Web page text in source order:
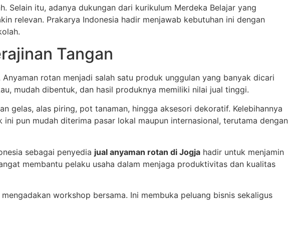
Selain itu, adanya dukungan dari kurikulum Merdeka Belajar yang
relevan. Prakarya Indonesia hadir menjawab kebutuhan ini dengan
Tangan
rotan menjadi salah satu produk unggulan yang banyak dicari
mudah dibentuk, dan hasil produknya memiliki nilai jual tinggi.
gelas, alas piring, pot tanaman, hingga aksesori dekoratif. Kelebihannya
pun mudah diterima pasar lokal maupun internasional, terutama dengan
sebagai penyedia jual anyaman rotan di Jogja hadir untuk menjamin
membantu pelaku usaha dalam menjaga produktivitas dan kualitas
workshop bersama. Ini membuka peluang bisnis sekaligus